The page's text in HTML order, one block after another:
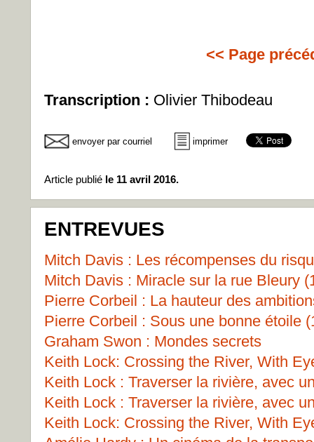
<< Page
Transcription : Olivier Thibodeau
envoyer par courriel imprimer
Article publié le 11 avril 2016.
ENTREVUES
Mitch Davis : Les récompenses du
Mitch Davis : Miracle sur la rue Bleury
Pierre Corbeil : La hauteur des
Pierre Corbeil : Sous une bonne étoile
Graham Swon : Mondes secrets
Keith Lock: Crossing the River, With
Keith Lock : Traverser la rivière, avec
Keith Lock : Traverser la rivière, avec
Keith Lock: Crossing the River, With